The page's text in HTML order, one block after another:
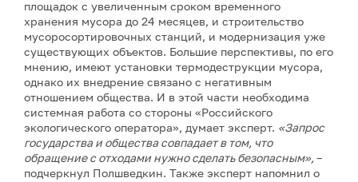
площадок с увеличенным сроком временного
хранения мусора до 24 месяцев, и строительство
мусоросортировочных станций, и модернизация уже
существующих объектов. Большие перспективы, по его
мнению, имеют установки термодеструкции мусора,
однако их внедрение связано с негативным
отношением общества. И в этой части необходима
системная работа со стороны «Российского
экологического оператора», думает эксперт. «Запрос
государства и общества совпадает в том, что
обращение с отходами нужно сделать безопасным», –
подчеркнул Полшведкин. Также эксперт напомнил о